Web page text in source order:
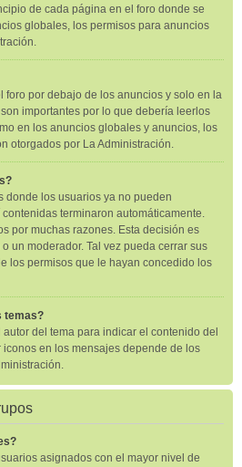
de cada página en el foro donde se
globales, los permisos para anuncios
foro por debajo de los anuncios y solo en la
importantes por lo que debería leerlos
en los anuncios globales y anuncios, los
otorgados por La Administración.
donde los usuarios ya no pueden
terminaron automáticamente.
por muchas razones. Esta decisión es
un moderador. Tal vez pueda cerrar sus
los permisos que le hayan concedido los
temas?
del tema para indicar el contenido del
en los mensajes depende de los
asignados con el mayor nivel de